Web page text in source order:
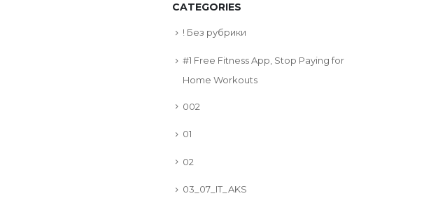
CATEGORIES
! Без рубрики
#1 Free Fitness App, Stop Paying for
Home Workouts
002
01
02
03_07_IT_AKS